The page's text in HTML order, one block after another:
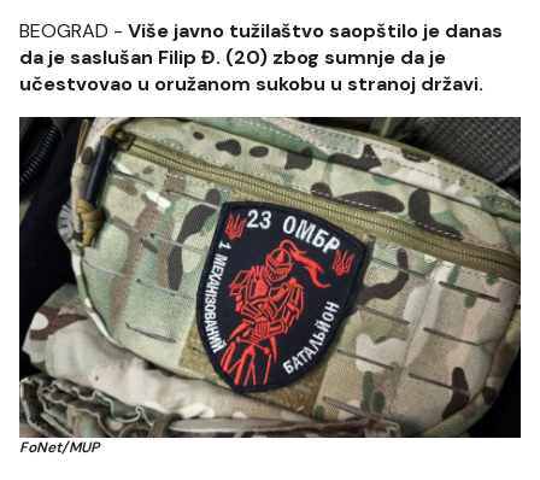
BEOGRAD - Više javno tužilaštvo saopštilo je danas
da je saslušan Filip Đ. (20) zbog sumnje da je
učestvovao u oružanom sukobu u stranoj državi.
FoNet/MUP